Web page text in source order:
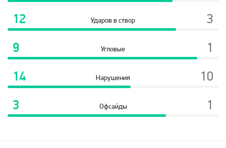
12
Ударов в створ
3
9
Угловые
1
14
Нарушения
10
3
Офсайды 1